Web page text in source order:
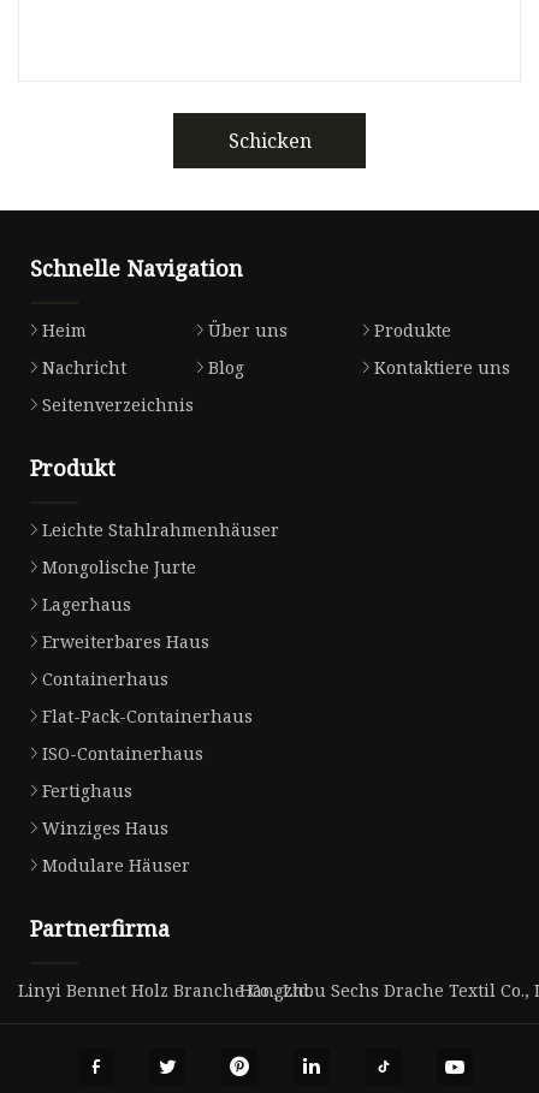
Schicken
Schnelle Navigation
Heim Über uns
Produkte
Nachricht
Blog
Kontaktiere uns
Seitenverzeichnis
Produkt
Leichte Stahlrahmenhäuser
Mongolische Jurte
Lagerhaus
Erweiterbares Haus
Containerhaus
Flat-Pack-Containerhaus
ISO-Containerhaus
Fertighaus
Winziges Haus
Modulare Häuser
Partnerfirma
Linyi Bennet Holz Branche Co., Ltd.Hangzhou Sechs Drache Textil Co.,